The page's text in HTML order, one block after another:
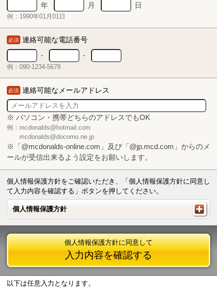
年
月 日
例：1990年01月01日
必須 連絡可能な電話番号
-
-
例：090-1234-5678
必須 連絡可能なメールアドレス
※ パソコン・携帯どちらのアドレスでもOK
例：mcdonalds@hotmail.com
mcdonalds@docomo.ne.jp
※「@mcdonalds-online.com」及び「@jp.mcd.com」からのメ
ールが受信出来るよう設定をお願いします。
個人情報保護方針をご確認いただき、「個人情報保護方針に同意し
て入力内容を確認する」ボタンを押してください。
個人情報保護方針
個人情報保護方針
個人情報保護方針に同意して
入力内容を確認する
以下は任意入力となります。